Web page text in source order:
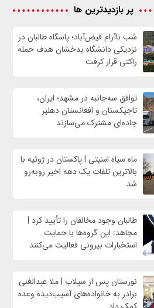
پر بازدیدترین ها
شب ناآرام فیض‌آباد؛ پاسگاه طالبان در
نزدیکی دانشگاه بدخشان هدف حمله
راکتی قرار کرفت
توافق سه‌جانبه در مشهد؛ ایران،
تاجیکستان و افغانستان دهلیز
جاده‌ای مشترک می‌سازند
ماه سیاه امنیتی | پاکستان در ژوئیه با
بالاترین تلفات یک دهه اخیر روبه‌رو
شد
طالبان وجود مخالفان را تأیید کرد |
مجاهد: این گروه‌ها با حمایت
استخبارات بیرونی فعالیت می‌کنند
نورستان پس از سیلاب | ملا عبدالغنی
برادر به خانواده‌های آسیب‌دیده وعده